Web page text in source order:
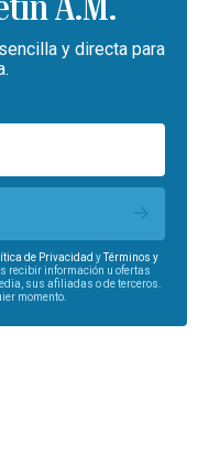
y directa para
de Privacidad yTérminos y
recibir información u ofertas
sus afiliadas o de terceros.
momento.